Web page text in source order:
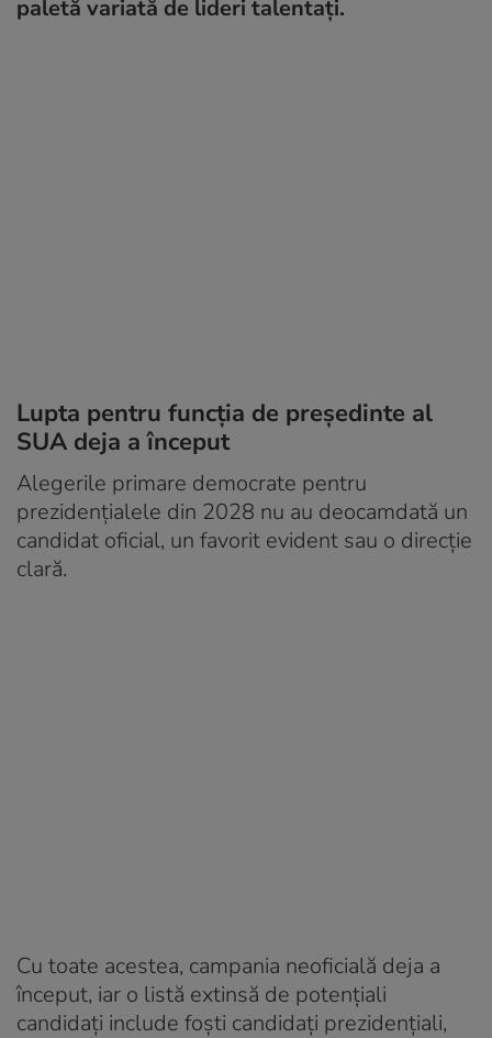
paletă variată de lideri talentați.
Lupta pentru funcția de președinte al
SUA deja a început
Alegerile primare democrate pentru
prezidențialele din 2028 nu au deocamdată un
candidat oficial, un favorit evident sau o direcție
clară.
Cu toate acestea, campania neoficială deja a
început, iar o listă extinsă de potențiali
candidați include foști candidați prezidențiali,